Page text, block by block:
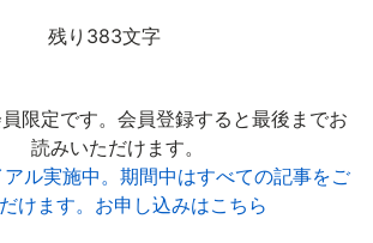
残り383文字
限定です。会員登録すると最後までお
読みいただけます。
ル実施中。期間中はすべての記事をご
けます。お申し込みはこちら